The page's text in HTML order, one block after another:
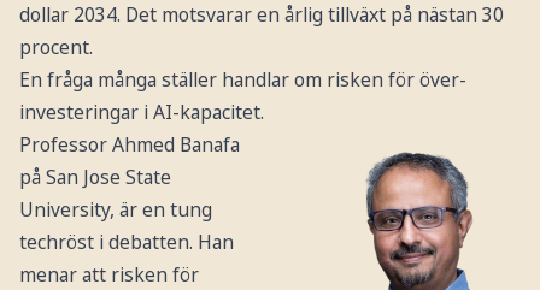
dollar 2034. Det motsvarar en årlig tillväxt på nästan 30
procent.
En fråga många ställer handlar om risken för över-
investeringar i AI-kapacitet.
Professor Ahmed Banafa
på San Jose State
University, är en tung
techröst i debatten. Han
menar att risken för